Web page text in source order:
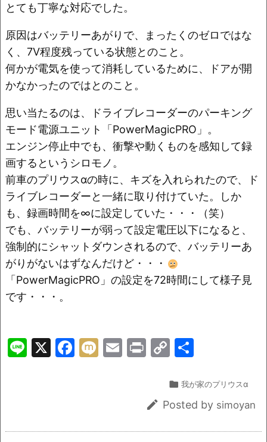
とても丁寧な対応でした。
原因はバッテリーあがりで、まったくのゼロではな
く、7V程度残っている状態とのこと。
何かが電気を使って消耗しているために、ドアが開
かなかったのではとのこと。
思い当たるのは、ドライブレコーダーのパーキング
モード電源ユニット「PowerMagicPRO」。
エンジン停止中でも、衝撃や動くものを感知して録
画するというシロモノ。
前車のプリウスαの時に、キズを入れられたので、ド
ライブレコーダーと一緒に取り付けていた。しか
も、録画時間を∞に設定していた・・・（笑）
でも、バッテリーが弱って設定電圧以下になると、
強制的にシャットダウンされるので、バッテリーあ
がりがないはずなんだけど・・・
「PowerMagicPRO」の設定を72時間にして様子見
です・・・。
Li X
F
M E
Pr C
p
y
 我が家のプリウスα
 Posted by simoyan